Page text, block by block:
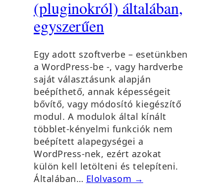
(pluginokról) általában,
egyszerűen
Egy adott szoftverbe – esetünkben
a WordPress-be -, vagy hardverbe
saját választásunk alapján
beépíthető, annak képességeit
bővítő, vagy módosító kiegészítő
modul. A modulok által kínált
többlet-kényelmi funkciók nem
beépített alapegységei a
WordPress-nek, ezért azokat
külön kell letölteni és telepíteni.
Általában… Elolvasom →